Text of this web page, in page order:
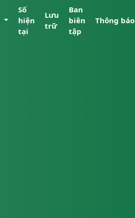
Số
hiện
tại
Lưu
trữ
Ban
biên
tập
Thông báo